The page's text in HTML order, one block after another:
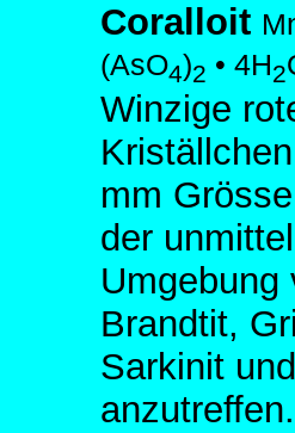
Coralloit
(AsO4)2 • 4H2
Winzige
mm
der
Umgebung
Brandtit,
Sarkinit
anzutreffen.